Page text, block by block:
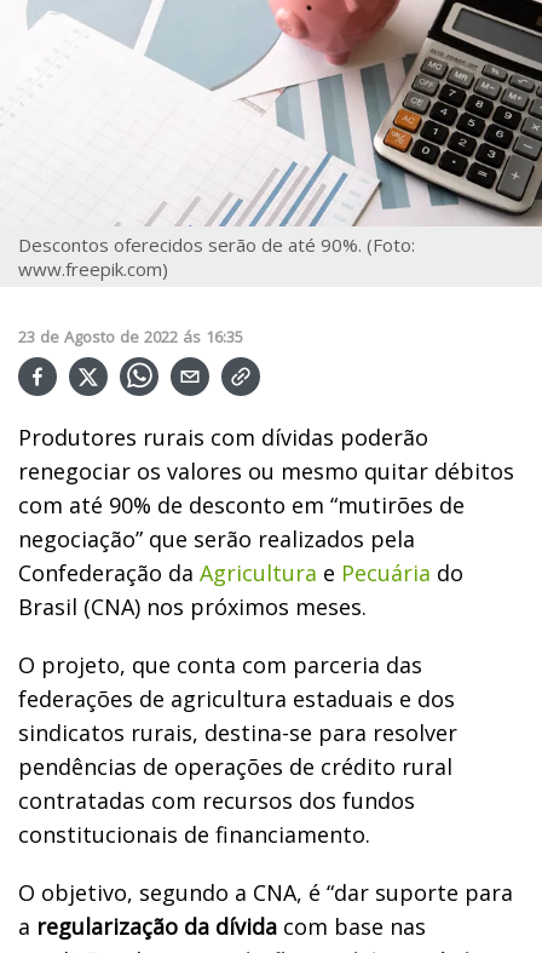
Descontos oferecidos serão de até 90%. (Foto:
www.freepik.com)
23 de Agosto de 2022 ás 16:35
Produtores rurais com dívidas poderão
renegociar os valores ou mesmo quitar débitos
com até 90% de desconto em “mutirões de
negociação” que serão realizados pela
Confederação da Agricultura e Pecuária do
Brasil (CNA) nos próximos meses.
O projeto, que conta com parceria das
federações de agricultura estaduais e dos
sindicatos rurais, destina-se para resolver
pendências de operações de crédito rural
contratadas com recursos dos fundos
constitucionais de financiamento.
O objetivo, segundo a CNA, é “dar suporte para
a regularização da dívida com base nas